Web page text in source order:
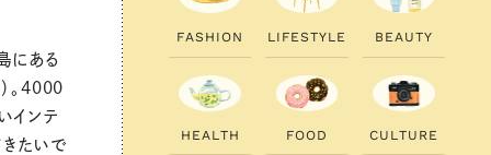
にある
。4000
インテ
きたいで
FAS H ION LI FESTYLE B EAUTY
H EALTH FOOD CU LTU RE